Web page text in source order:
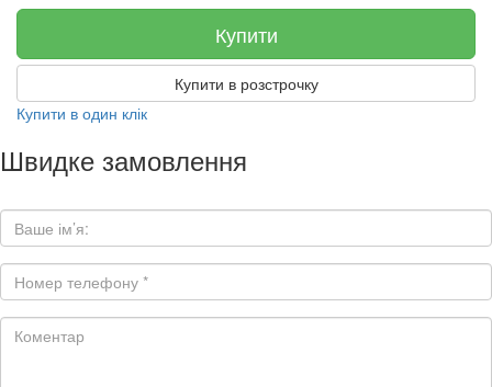
Купити
Купити в розстрочку
Купити в один клік
Швидке замовлення